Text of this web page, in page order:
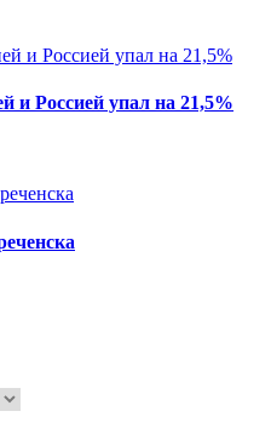
и Россией упал на 21,5%